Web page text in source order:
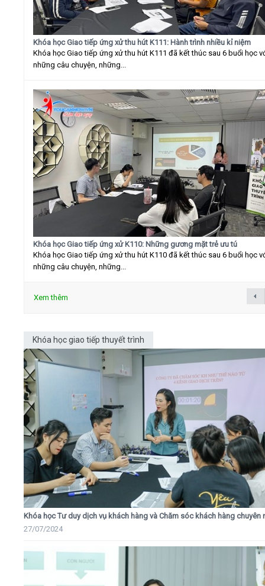
Khóa học Giao tiếp ứng xử thu hút K111: Hành trình nhiều kỉ niệm
Khóa học Giao tiếp ứng xử thu hút K111 đã kết thúc sau 6 buổi học
những câu chuyện, những...
Khóa học Giao tiếp ứng xử K110: Những gương mặt trẻ ưu tú
Khóa học Giao tiếp ứng xử thu hút K110 đã kết thúc sau 6 buổi học
những câu chuyện, những...
Xem thêm
Khóa học giao tiếp thuyết trình
Khóa học Tư duy dịch vụ khách hàng và Chăm sóc khách hàng chuyên
27/07/2024